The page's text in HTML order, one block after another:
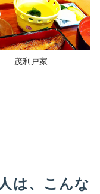
茂利戸家
は、こんな